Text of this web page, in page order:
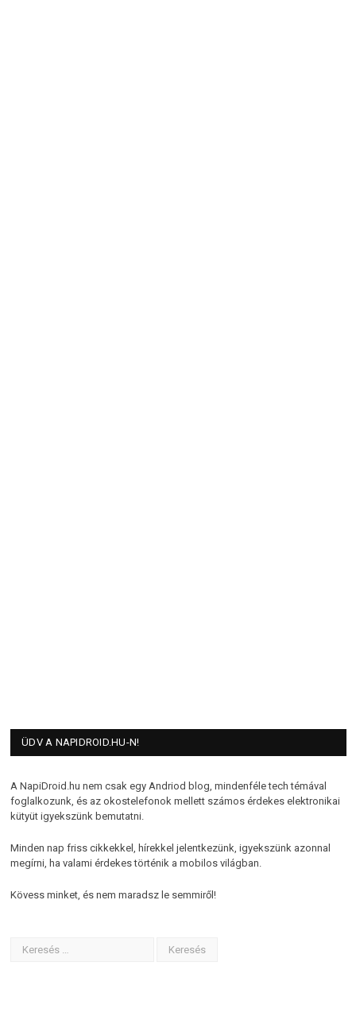
ÜDV A NAPIDROID.HU-N!
A NapiDroid.hu nem csak egy Andriod blog, mindenféle tech témával
foglalkozunk, és az okostelefonok mellett számos érdekes elektronikai
kütyüt igyekszünk bemutatni.
Minden nap friss cikkekkel, hírekkel jelentkezünk, igyekszünk azonnal
megírni, ha valami érdekes történik a mobilos világban.
Kövess minket, és nem maradsz le semmiről!